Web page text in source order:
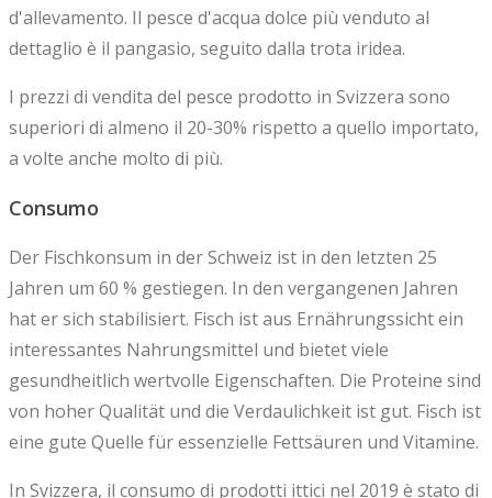
d'allevamento. Il pesce d'acqua dolce più venduto al
dettaglio è il pangasio, seguito dalla trota iridea.
I prezzi di vendita del pesce prodotto in Svizzera sono
superiori di almeno il 20-30% rispetto a quello importato,
a volte anche molto di più.
Consumo
Der Fischkonsum in der Schweiz ist in den letzten 25
Jahren um 60 % gestiegen. In den vergangenen Jahren
hat er sich stabilisiert. Fisch ist aus Ernährungssicht ein
interessantes Nahrungsmittel und bietet viele
gesundheitlich wertvolle Eigenschaften. Die Proteine sind
von hoher Qualität und die Verdaulichkeit ist gut. Fisch ist
eine gute Quelle für essenzielle Fettsäuren und Vitamine.
In Svizzera, il consumo di prodotti ittici nel 2019 è stato di